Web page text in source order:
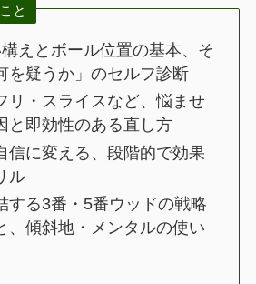
と
えとボール位置の基本、そ
を疑うか」のセルフ診断
リ・スライスなど、悩ませ
と即効性のある直し方
信に変える、段階的で効果
ル
する3番・5番ウッドの戦略
、傾斜地・メンタルの使い